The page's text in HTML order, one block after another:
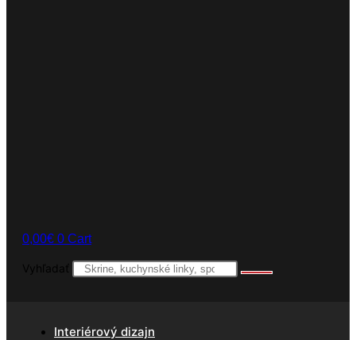
0,00€ 0 Cart
Vyhľadať
Interiérový dizajn